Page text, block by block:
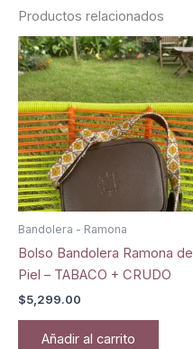
Productos relacionados
Bandolera - Ramona
Bolso Bandolera Ramona de
Piel – TABACO + CRUDO
$5,299.00
Añadir al carrito